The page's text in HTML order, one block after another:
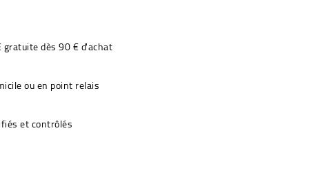
dès 90 € d'achat
ou en point relais
et contrôlés